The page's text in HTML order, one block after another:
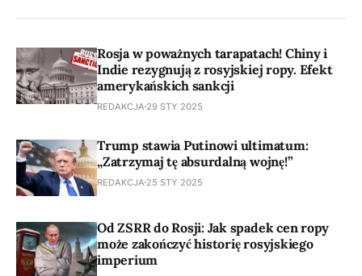
Rosja w poważnych tarapatach! Chiny i
Indie rezygnują z rosyjskiej ropy. Efekt
amerykańskich sankcji
REDAKCJA 29 STY 2025
Trump stawia Putinowi ultimatum:
„Zatrzymaj tę absurdalną wojnę!”
REDAKCJA 25 STY 2025
Od ZSRR do Rosji: Jak spadek cen ropy
może zakończyć historię rosyjskiego
imperium